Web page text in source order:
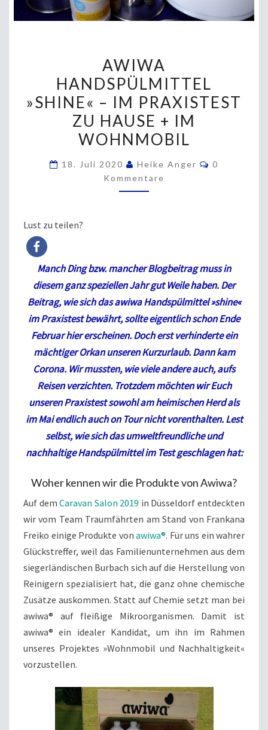
HANDSPÜLMITTEL
»SHINE«
IM
PRAXISTEST
ZU
HAUSE
+
AWIWA
HANDSPÜLMITTEL
»SHINE« – IM PRAXISTEST
ZU HAUSE + IM
WOHNMOBIL
18. Juli 2020 Heike Anger
0
Kommentare
Lust zu teilen?
Manch Ding bzw. mancher Blogbeitrag muss in
diesem ganz speziellen Jahr gut Weile haben. Der
Beitrag, wie sich das awiwa Handspülmittel »shine«
im Praxistest bewährt, sollte eigentlich schon Ende
Februar hier erscheinen. Doch erst verhinderte ein
mächtiger Orkan unseren Kurzurlaub. Dann kam
Corona. Wir mussten, wie viele andere auch, aufs
Reisen verzichten. Trotzdem möchten wir Euch
unseren Praxistest sowohl am heimischen Herd als
im Mai endlich auch on Tour nicht vorenthalten. Lest
selbst, wie sich das umweltfreundliche und
nachhaltige Handspülmittel im Test geschlagen hat:
Woher kennen wir die Produkte von Awiwa?
Auf demCaravan Salon 2019 in Düsseldorf entdeckten
wir vom Team Traumfährten am Stand von Frankana
Freiko einige Produkte von awiwa®. Für uns ein wahrer
Glückstreffer, weil das Familienunternehmen aus dem
siegerländischen Burbach sich auf die Herstellung von
Reinigern spezialisiert hat, die ganz ohne chemische
Zusätze auskommen. Statt auf Chemie setzt man bei
awiwa® auf fleißige Mikroorganismen. Damit ist
awiwa® ein idealer Kandidat, um ihn im Rahmen
unseres Projektes »Wohnmobil und Nachhaltigkeit«
vorzustellen.